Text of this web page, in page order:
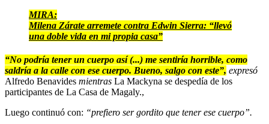
MIRA:
Milena Zárate arremete contra Edwin Sierra: “llevó
una doble vida en mi propia casa”
“No podría tener un cuerpo así (...) me sentiría horrible, como
saldría a la calle con ese cuerpo. Bueno, salgo con este”, expresó
Alfredo Benavides mientras La Mackyna se despedía de los
participantes de La Casa de Magaly.,
Luego continuó con: “prefiero ser gordito que tener ese cuerpo”.